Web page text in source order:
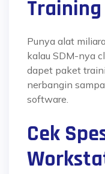
Punya alat
kalau SDM-nya
dapet paket
nerbangin
software.
Cek